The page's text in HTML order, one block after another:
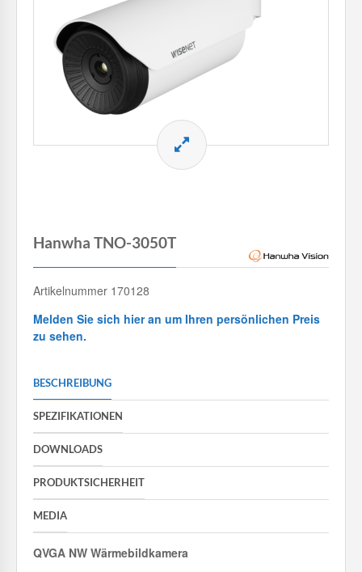
Hanwha TNO-3050T
Artikelnummer 170128
Melden Sie sich hier an um Ihren persönlichen Preis
zu sehen.
BESCHREIBUNG
SPEZIFIKATIONEN
DOWNLOADS
PRODUKTSICHERHEIT
MEDIA
QVGA NW Wärmebildkamera